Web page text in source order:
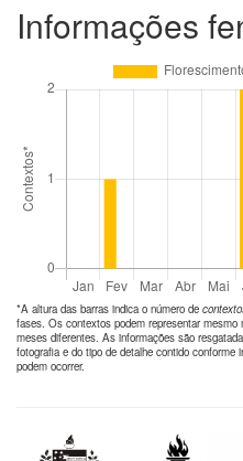
Informações
*A altura das barras indica o número de
fases. Os contextos podem representar
meses diferentes. As informações são
fotografia e do tipo de detalhe contido
podem ocorrer.